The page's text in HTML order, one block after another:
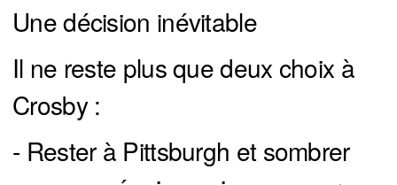
Une décision inévitable
Il ne reste plus que deux choix à
Crosby :
- Rester à Pittsburgh et sombrer